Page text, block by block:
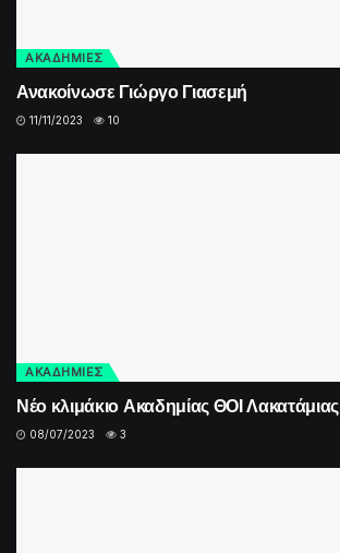
ΑΚΑΔΗΜΙΕΣ
Ανακοίνωσε Γιώργο Γιασεμή
11/11/2023 10
ΑΚΑΔΗΜΙΕΣ
Νέο κλιμάκιο Ακαδημίας ΘΟΙ Λακατάμιας
08/07/2023 3